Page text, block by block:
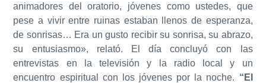
animadores del oratorio, jóvenes como ustedes, que
pese a vivir entre ruinas estaban llenos de esperanza,
de sonrisas… Era un gusto recibir su sonrisa, su abrazo,
su entusiasmo», relató. El día concluyó con las
entrevistas en la televisión y la radio local y un
encuentro espiritual con los jóvenes por la noche. “El